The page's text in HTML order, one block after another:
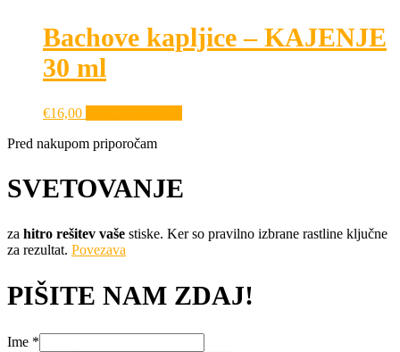
Bachove kapljice – KAJENJE
30 ml
€16,00
Pred nakupom priporočam
SVETOVANJE
za hitro rešitev vaše stiske. Ker so pravilno izbrane rastline ključne
za rezultat. Povezava
PIŠITE NAM ZDAJ!
Ime *